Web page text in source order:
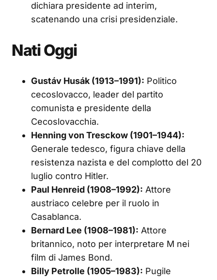
dichiara presidente ad interim,
scatenando una crisi presidenziale.
Nati Oggi
Gustáv Husák (1913–1991): Politico
cecoslovacco, leader del partito
comunista e presidente della
Cecoslovacchia.
Henning von Tresckow (1901–1944):
Generale tedesco, figura chiave della
resistenza nazista e del complotto del 20
luglio contro Hitler.
Paul Henreid (1908–1992): Attore
austriaco celebre per il ruolo in
Casablanca.
Bernard Lee (1908–1981): Attore
britannico, noto per interpretare M nei
film di James Bond.
Billy Petrolle (1905–1983): Pugile